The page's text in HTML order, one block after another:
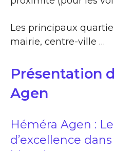
Les principaux
mairie, centre-ville …
Présentation
Agen
Héméra Agen :
d’excellence